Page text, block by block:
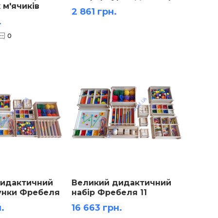
0
2 861 грн.
Фребеля
Великий дидактичний
набір Фребеля 11
коробок
16 663 грн.